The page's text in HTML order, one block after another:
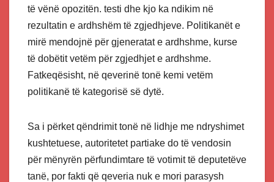
të vënë opozitën. testi dhe kjo ka ndikim në
rezultatin e ardhshëm të zgjedhjeve. Politikanët e
mirë mendojnë për gjeneratat e ardhshme, kurse
të dobëtit vetëm për zgjedhjet e ardhshme.
Fatkeqësisht, në qeverinë tonë kemi vetëm
politikanë të kategorisë së dytë.
Sa i përket qëndrimit tonë në lidhje me ndryshimet
kushtetuese, autoritetet partiake do të vendosin
për mënyrën përfundimtare të votimit të deputetëve
tanë, por fakti që qeveria nuk e mori parasysh